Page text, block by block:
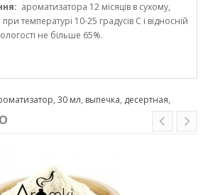
ароматизатора 12 місяців в сухому,
температурі 10-25 градусів С і відносній
не більше 65%.
, 30 мл, выпечка, десертная,